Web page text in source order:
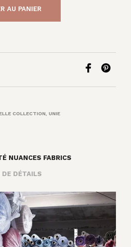
AU PANIER
COLLECTION, UNIE
NUANCES FABRICS
DE DÉTAILS